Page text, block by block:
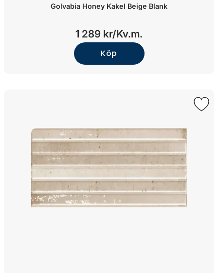
Golvabia Honey Kakel Beige Blank
1 289 kr/Kv.m.
Köp